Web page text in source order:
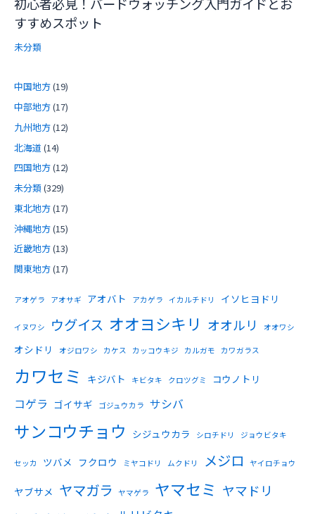
すすめスポット
未分類
中国地方(19)
中部地方(17)
九州地方(12)
北海道 (14)
四国地方(12)
未分類(329)
東北地方(17)
沖縄地方(15)
近畿地方(13)
関東地方(17)
アオゲラ アオサギ アオバト アカゲラ イカルチドリ イソヒヨドリ
イヌワシ ウグイス オオヨシキリ オオルリ オオワシ
オシドリ オジロワシ カケス カッコウキジ カルガモ カワガラス
カワセミ キジバト キビタキ クロツグミ コウノトリ
コゲラ ゴイサギ ゴジュウカラ サシバ
サンコウチョウ シジュウカラ シロチドリ ジョウビタキ
セッカ ツバメ フクロウ ミヤコドリ ムクドリ メジロ ヤイロチョウ
ヤブサメ ヤマガラ ヤマゲラ ヤマセミ ヤマドリ